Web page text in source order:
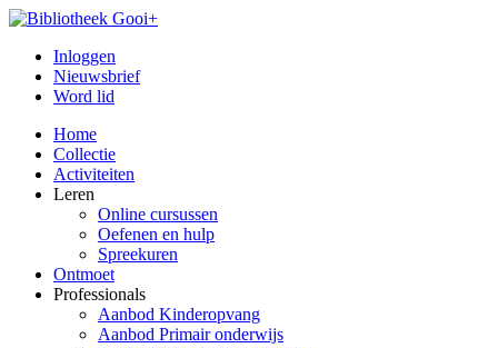
Inloggen
Nieuwsbrief
Word lid
Home
Collectie
Activiteiten
Leren
Online cursussen
Oefenen en hulp
Spreekuren
Ontmoet
Professionals
Aanbod Kinderopvang
Aanbod Primair onderwijs